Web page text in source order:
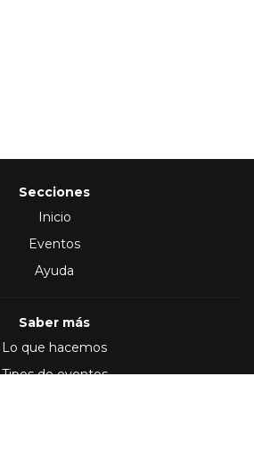
Secciones
Inicio
Eventos
Ayuda
Saber más
Lo que hacemos
Tipos de eventos